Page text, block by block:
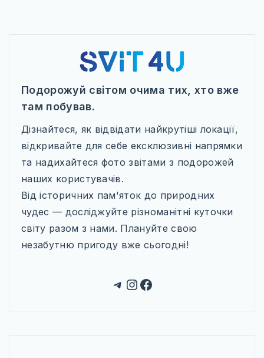
Подорожуй світом очима тих, хто вже
там побував.
Дізнайтеся, як відвідати найкрутіші локації,
відкривайте для себе ексклюзивні напрямки
та надихайтеся фото звітами з подорожей
наших користувачів.
Від історичних пам'яток до природних
чудес — досліджуйте різноманітні куточки
світу разом з нами. Плануйте свою
незабутню пригоду вже сьогодні!
Telegram
Instagram
Facebook